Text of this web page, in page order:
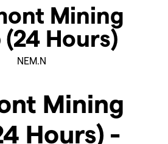
Mining
Hours)
NEM.N
Mining
Hours) -